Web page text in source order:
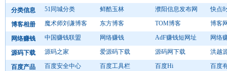
分类信息 51同城分类 鲜酷玉林 濮阳信息发布网 快点
博客相册 魔术师刘谦博客 东方博客 TOM博客 博客
网络赚钱 中国赚钱联盟 网络赚钱 AdF赚钱短网址 网络
源码下载 源码之家 爱源码下载 源码网下载 洪越
百度产品 百度安全中心 百度工具栏 百度Hi 百度